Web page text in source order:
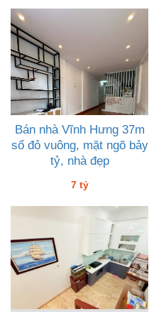
Bán nhà Vĩnh Hưng 37m
sổ đỏ vuông, mặt ngõ bảy
tỷ, nhà đẹp
7 tỷ